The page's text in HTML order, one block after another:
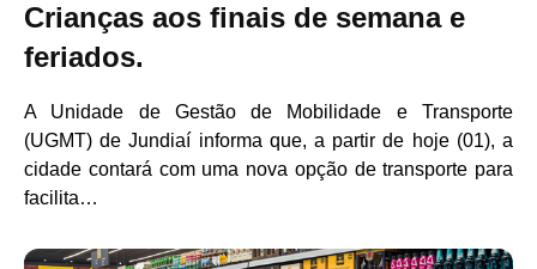
Crianças aos finais de semana e
feriados.
A Unidade de Gestão de Mobilidade e Transporte
(UGMT) de Jundiaí informa que, a partir de hoje (01), a
cidade contará com uma nova opção de transporte para
facilita…